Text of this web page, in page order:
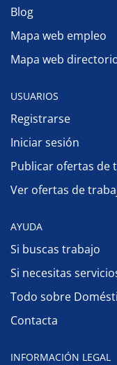
Blog
Mapa web empleo
Mapa web
USUARIOS
Registrarse
Iniciar sesión
Publicar ofertas de
Ver ofertas de
AYUDA
Si buscas trabajo
Si necesitas
Todo sobre
Contacta
INFORMACIÓN LEGAL